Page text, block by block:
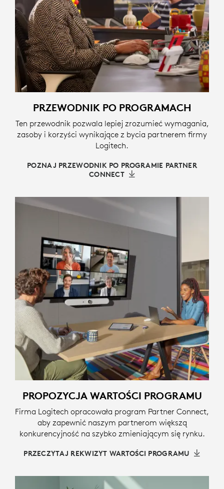
PRZEWODNIK PO PROGRAMACH
Ten przewodnik pozwala lepiej zrozumieć wymagania,
zasoby i korzyści wynikające z bycia partnerem firmy
Logitech.
POZNAJ PRZEWODNIK PO PROGRAMIE PARTNER
CONNECT
PROPOZYCJA WARTOŚCI PROGRAMU
Firma Logitech opracowała program Partner Connect,
aby zapewnić naszym partnerom większą
konkurencyjność na szybko zmieniającym się rynku.
PRZECZYTAJ REKWIZYT WARTOŚCI PROGRAMU